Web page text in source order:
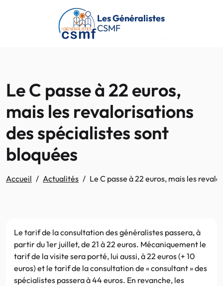
Passer au contenu principal
Les Généralistes
CSMF
Le C passe à 22 euros,
mais les revalorisations
des spécialistes sont
bloquées
Accueil Actualités Le C passe à 22 euros, mais les
Le tarif de la consultation des généralistes passera, à
partir du 1er juillet, de 21 à 22 euros. Mécaniquement le
tarif de la visite sera porté, lui aussi, à 22 euros (+ 10
euros) et le tarif de la consultation de « consultant » des
spécialistes passera à 44 euros. En revanche, les